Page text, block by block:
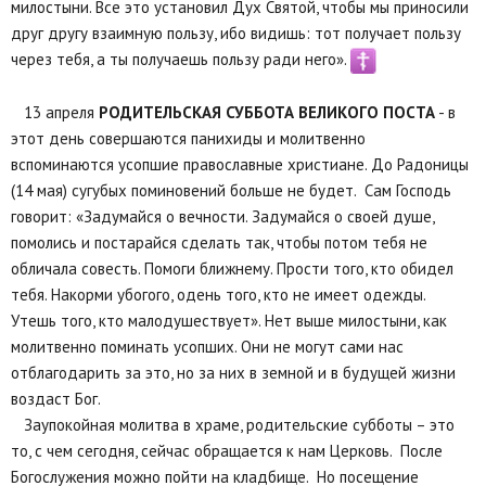
милостыни. Все это установил Дух Святой, чтобы мы приносили
друг другу взаимную пользу, ибо видишь: тот получает пользу
через тебя, а ты получаешь пользу ради него».
13 апреля РОДИТЕЛЬСКАЯ СУББОТА ВЕЛИКОГО ПОСТА - в
этот день совершаются панихиды и молитвенно
вспоминаются усопшие православные христиане. До Радоницы
(14 мая) сугубых поминовений больше не будет. Сам Господь
говорит: «Задумайся о вечности. Задумайся о своей душе,
помолись и постарайся сделать так, чтобы потом тебя не
обличала совесть. Помоги ближнему. Прости того, кто обидел
тебя. Накорми убогого, одень того, кто не имеет одежды.
Утешь того, кто малодушествует». Нет выше милостыни, как
молитвенно поминать усопших. Они не могут сами нас
отблагодарить за это, но за них в земной и в будущей жизни
воздаст Бог.
Заупокойная молитва в храме, родительские субботы – это
то, с чем сегодня, сейчас обращается к нам Церковь. После
Богослужения можно пойти на кладбище. Но посещение